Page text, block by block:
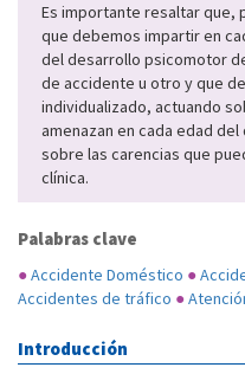
Es importante resaltar que,
que debemos impartir en
del desarrollo psicomotor
de accidente u otro y que
individualizado, actuando
amenazan en cada edad
sobre las carencias que
clínica.
Palabras clave
●Accidente Doméstico ●
Accidentes de tráfico ●
Introducción